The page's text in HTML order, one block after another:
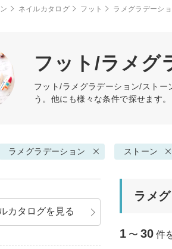
ネイルカタログ フット ラメグラデーシ
フット/ラメグ
フット/ラメグラデーション/スト
う。他にも様々な条件で探せます。
ラメグラデーション ストーン
ラメ
1 〜 30 件
カタログを見る